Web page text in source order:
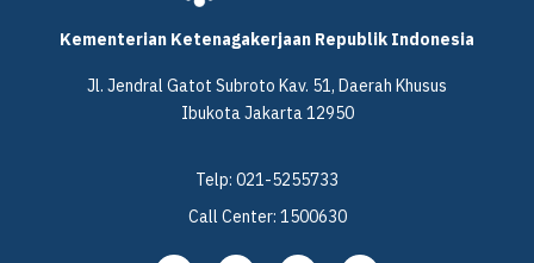
Kementerian Ketenagakerjaan Republik Indonesia
Jl. Jendral Gatot Subroto Kav. 51, Daerah Khusus
Ibukota Jakarta 12950
Telp: 021-5255733
Call Center: 1500630